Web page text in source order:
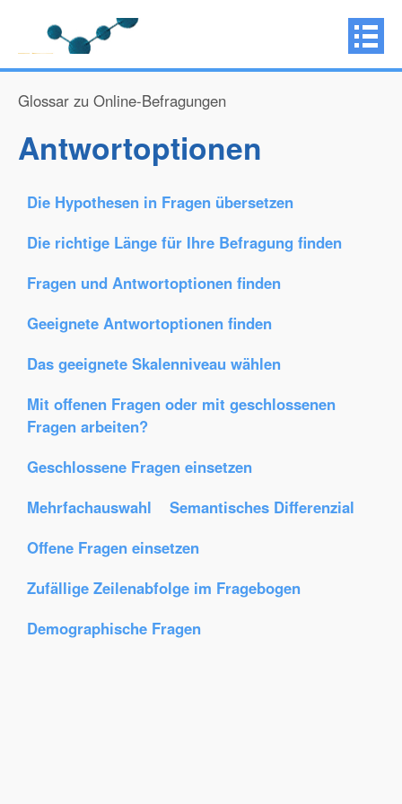
Glossar zu Online-Befragungen
Antwortoptionen
Die Hypothesen in Fragen übersetzen
Die richtige Länge für Ihre Befragung finden
Fragen und Antwortoptionen finden
Geeignete Antwortoptionen finden
Das geeignete Skalenniveau wählen
Mit offenen Fragen oder mit geschlossenen
Fragen arbeiten?
Geschlossene Fragen einsetzen
Mehrfachauswahl
Semantisches Differenzial
Offene Fragen einsetzen
Zufällige Zeilenabfolge im Fragebogen
Demographische Fragen